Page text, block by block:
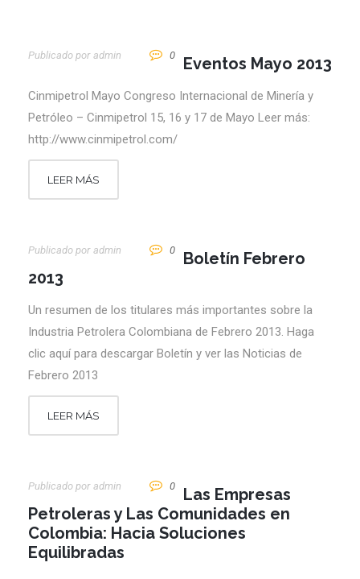
Publicado por Admin 0 Eventos Mayo 2013
Cinmipetrol Mayo Congreso Internacional de Minería y
Petróleo – Cinmipetrol 15, 16 y 17 de Mayo Leer más:
http://www.cinmipetrol.com/
LEER MÁS
Publicado por Admin 0
Boletín Febrero
2013
Un resumen de los titulares más importantes sobre la
Industria Petrolera Colombiana de Febrero 2013. Haga
clic aquí para descargar Boletín y ver las Noticias de
Febrero 2013
LEER MÁS
Publicado por Admin 0
Las Empresas
Petroleras y Las Comunidades en
Colombia: Hacia Soluciones
Equilibradas